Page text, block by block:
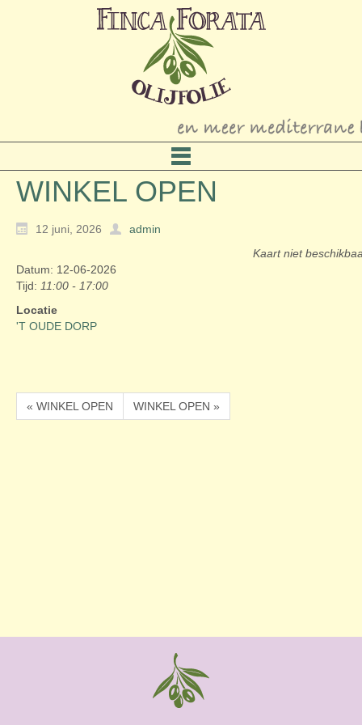
WINKEL OPEN
12 juni, 2026
admin
Kaart niet
Datum: 12-06-2026
Tijd: 11:00 - 17:00
Locatie
'T OUDE DORP
« WINKEL OPEN WINKEL OPEN »